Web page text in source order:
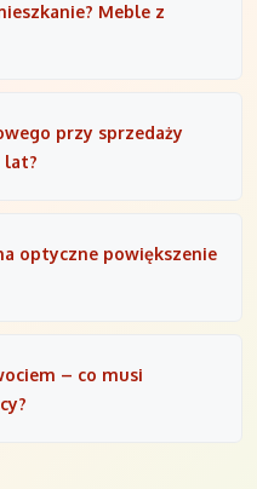
Meble z
przy sprzedaży
lat?
optyczne powiększenie
– co musi